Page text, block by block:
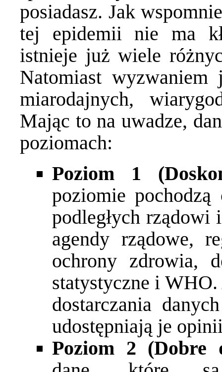
posiadasz. Jak
tej epidemii nie ma
istnieje już wiele
Natomiast
miarodajnych,
Mając to na uwadze,
poziomach:
Poziom 1
poziomie pochodzą
podległych rządowi
agendy rządowe,
ochrony zdrowia,
statystyczne i
dostarczania
udostępniają je
Poziom 2 (Dobre